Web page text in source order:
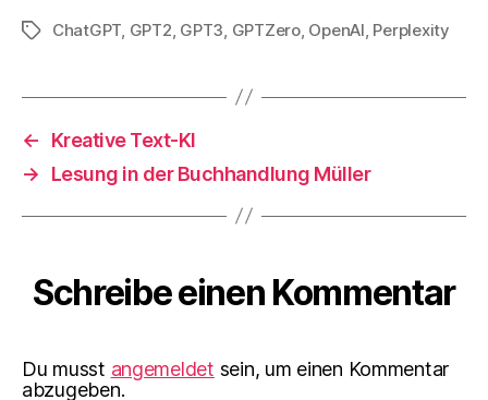
Schlagwörter
ChatGPT, GPT2, GPT3, GPTZero, OpenAI, Perplexity
←
Kreative Text-KI
→
Lesung in der Buchhandlung Müller
Schreibe einen Kommentar
Du musst angemeldet sein, um einen Kommentar
abzugeben.